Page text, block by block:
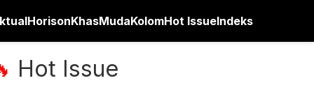
HorisonKhasMudaKolomHot IssueIndeks
Hot Issue